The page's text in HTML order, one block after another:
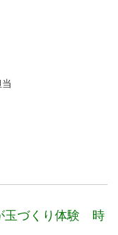
玉づくり体験 時